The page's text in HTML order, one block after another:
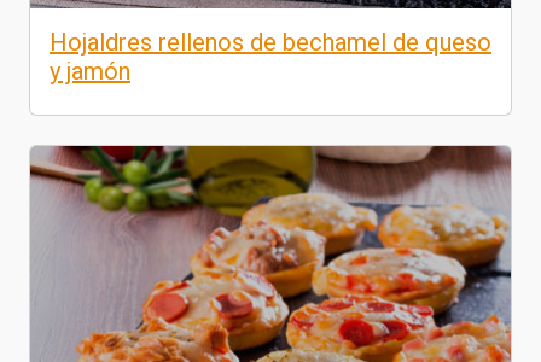
Hojaldres rellenos de bechamel de queso
y jamón